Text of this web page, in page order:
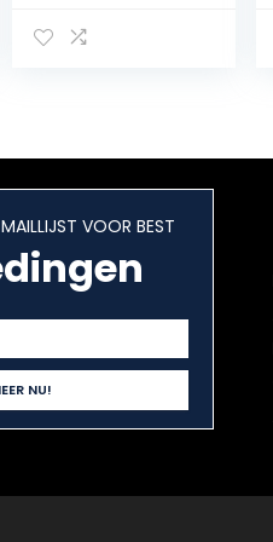
voor kinderen
voor leeftijden
0-10 (Lion)
VOOR BEST